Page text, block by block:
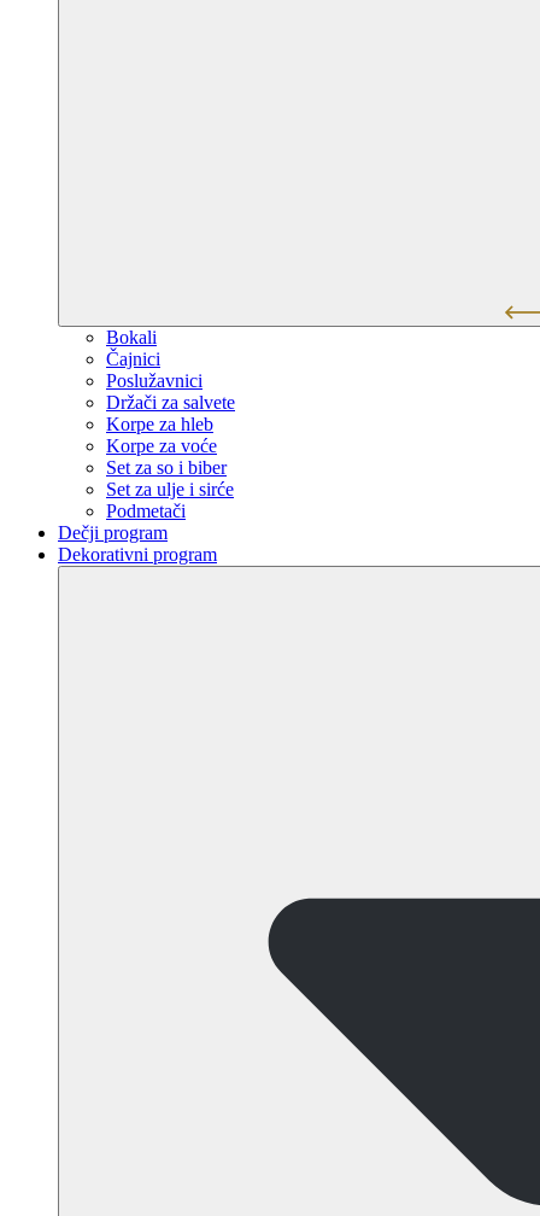
Bokali
Čajnici
Poslužavnici
Držači za salvete
Korpe za hleb
Korpe za voće
Set za so i biber
Set za ulje i sirće
Podmetači
Dečji program
Dekorativni program